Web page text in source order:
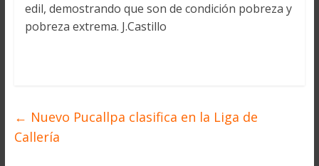
edil, demostrando que son de condición pobreza y
pobreza extrema. J.Castillo
← Nuevo Pucallpa clasifica en la Liga de
Callería